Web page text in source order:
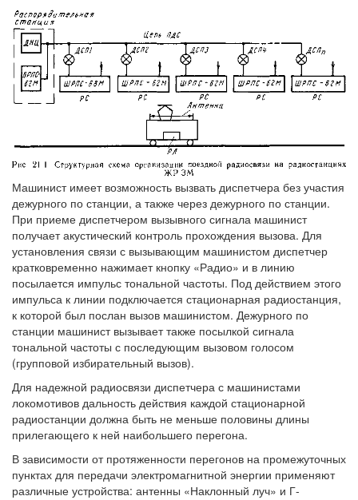
Машинист имеет возможность вызвать диспетчера без участия
дежурного по станции, а также через дежурного по станции.
При приеме диспетчером вызывного сигнала машинист
получает акустический контроль прохождения вызова. Для
установления связи с вызывающим машинистом диспетчер
кратковременно нажимает кнопку «Радио» и в линию
посылается импульс тональной частоты. Под действием этого
импульса к линии подключается стационарная радиостанция,
к которой был послан вызов машинистом. Дежурного по
станции машинист вызывает также посылкой сигнала
тональной частоты с последующим вызовом голосом
(групповой избирательный вызов).
Для надежной радиосвязи диспетчера с машинистами
локомотивов дальность действия каждой стационарной
радиостанции должна быть не меньше половины длины
прилегающего к ней наибольшего перегона.
В зависимости от протяженности перегонов на промежуточных
пунктах для передачи электромагнитной энергии применяют
различные устройства: антенны «Наклонный луч» и Г-